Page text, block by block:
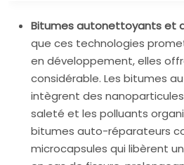
Bitumes autonettoyants et
que ces technologies
en développement, elles
considérable. Les bitumes
intègrent des
saleté et les polluants
bitumes auto-réparateurs
microcapsules qui libèrent